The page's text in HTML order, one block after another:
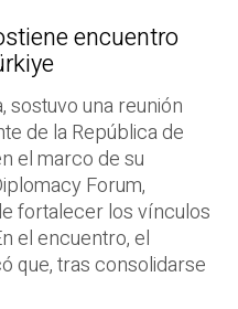
encuentro
sostuvo una reunión
de la República de
el marco de su
Forum,
fortalecer los vínculos
el encuentro, el
que, tras consolidarse